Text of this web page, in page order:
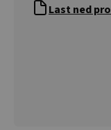
Last ned